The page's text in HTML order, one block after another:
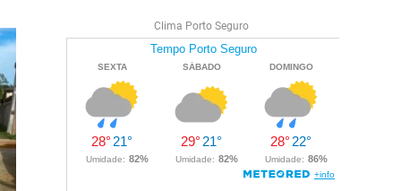
Clima Porto Seguro